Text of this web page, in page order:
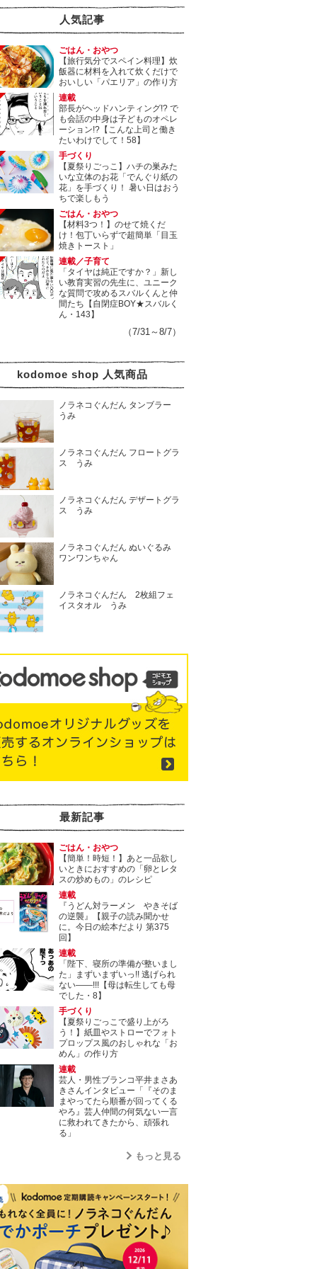
人気記事
ごはん・おやつ
【旅行気分でスペイン料理】炊
飯器に材料を入れて炊くだけで
おいしい「パエリア」の作り方
連載
部長がヘッドハンティング!? で
も会話の中身は子どものオペレ
ーション!?【こんな上司と働き
たいわけでして！58】
手づくり
【夏祭りごっこ】ハチの巣みた
いな立体のお花「でんぐり紙の
花」を手づくり！ 暑い日はおう
ちで楽しもう
ごはん・おやつ
【材料3つ！】のせて焼くだ
け！包丁いらずで超簡単「目玉
焼きトースト」
連載／子育て
「タイヤは純正ですか？」新し
い教育実習の先生に、ユニーク
な質問で攻めるスバルくんと仲
間たち【自閉症BOY★スバルく
ん・143】
（7/31～8/7）
kodomoe shop 人気商品
ノラネコぐんだん タンブラー
うみ
ノラネコぐんだん フロートグラ
ス うみ
ノラネコぐんだん デザートグラ
ス うみ
ノラネコぐんだん ぬいぐるみ
ワンワンちゃん
ノラネコぐんだん 2枚組フェ
イスタオル うみ
最新記事
ごはん・おやつ
【簡単！時短！】あと一品欲し
いときにおすすめの「卵とレタ
スの炒めもの」のレシピ
連載
『うどん対ラーメン やきそば
の逆襲』【親子の読み聞かせ
に。今日の絵本だより 第375
回】
連載
「陛下、寝所の準備が整いまし
た」まずいまずいっ!! 逃げられ
ない――!!!【母は転生しても母
でした・8】
手づくり
【夏祭りごっこで盛り上がろ
う！】紙皿やストローでフォト
プロップス風のおしゃれな「お
めん」の作り方
連載
芸人・男性ブランコ平井まさあ
きさんインタビュー「『そのま
まやってたら順番が回ってくる
やろ』芸人仲間の何気ない一言
に救われてきたから、頑張れ
る」
もっと見る